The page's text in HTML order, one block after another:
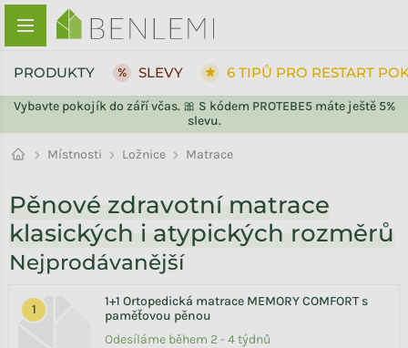
Přejít na obsah
Vybavte pokojík do září včas. 🎀 S kódem PROTEBE5 máte ještě 5%
slevu.
PRODUKTY SLEVY 6 TIPŮ PRO RESTART
Místnosti Ložnice Matrace
Pěnové zdravotní matrace
klasických i atypických rozměrů
Nejprodávanější
1+1 Ortopedická matrace MEMORY COMFORT s
paměťovou pěnou
Odesíláme během 2 - 4 týdnů